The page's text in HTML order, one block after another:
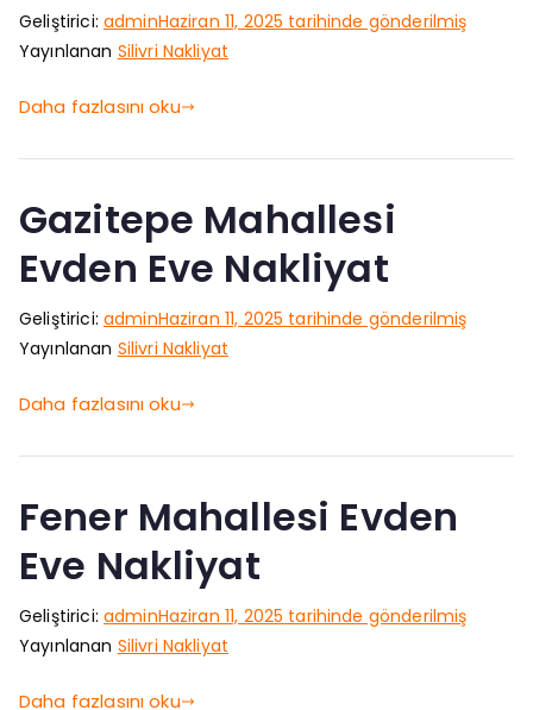
Geliştirici: adminHaziran 11, 2025 tarihinde gönderilmiş
Yayınlanan Silivri Nakliyat
Daha fazlasını oku
Gazitepe Mahallesi
Evden Eve Nakliyat
Geliştirici: adminHaziran 11, 2025 tarihinde gönderilmiş
Yayınlanan Silivri Nakliyat
Daha fazlasını oku
Fener Mahallesi Evden
Eve Nakliyat
Geliştirici: adminHaziran 11, 2025 tarihinde gönderilmiş
Yayınlanan Silivri Nakliyat
Daha fazlasını oku